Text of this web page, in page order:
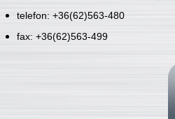
telefon: +36(62)563-480
fax: +36(62)563-499